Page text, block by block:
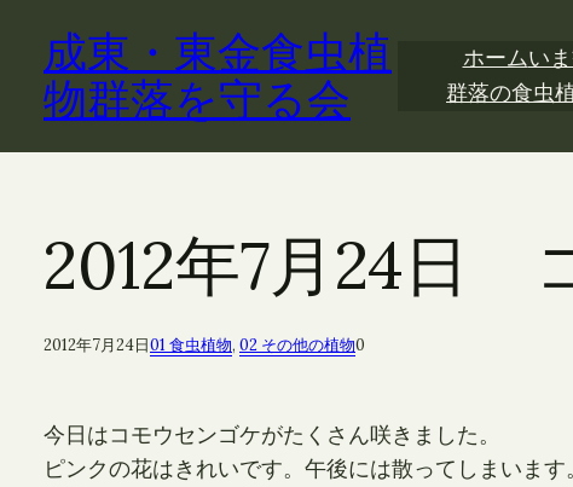
キ
成東・東金食虫植
物群落を守る会
ホームい
群落の食虫
2012年7月24日
2012年7月24日01 食虫植物, 02 その他の植物0
今日はコモウセンゴケがたくさん咲きました。
ピンクの花はきれいです。午後には散ってしまいます。